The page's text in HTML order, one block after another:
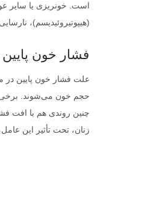
است. خونریزی یا سایر
(هیپوتیروئیدیسم)،
فشار خون پایین
علت فشار خون پایین
حجم خون می‌شوند. برخی
چنین روندی هم با افت
زنان، تحت تأثیر این